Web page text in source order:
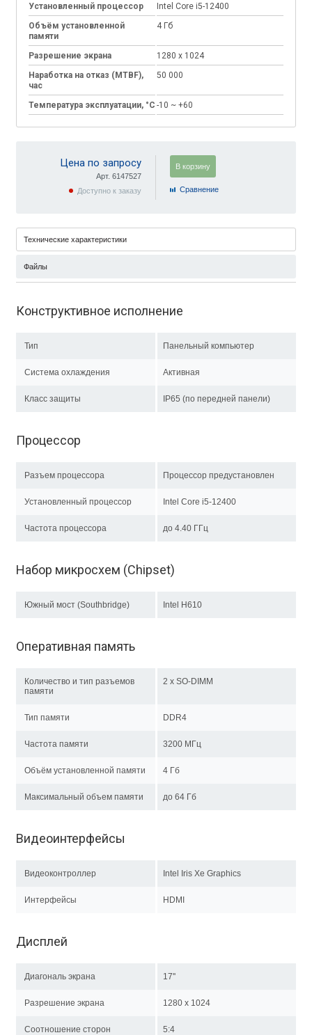
Установленный процессор
Intel Core i5-12400
Объём установленной
памяти
4 Гб
Разрешение экрана
1280 x 1024
Наработка на отказ (MTBF),
час
50 000
Температура эксплуатации, °C -10 ~ +60
Цена по запросу
Арт. 6147527
Доступно к заказу
В корзину
Cравнение
Технические характеристики
Файлы
Конструктивное исполнение
Тип Панельный компьютер
Система охлаждения Активная
Класс защиты IP65 (по передней панели)
Процессор
Разъем процессора Процессор предустановлен
Установленный процессор Intel Core i5-12400
Частота процессора до 4.40 ГГц
Набор микросхем (Chipset)
Южный мост (Southbridge) Intel H610
Оперативная память
Количество и тип разъемов
памяти
2 x SO-DIMM
Тип памяти DDR4
Частота памяти 3200 МГц
Объём установленной памяти 4 Гб
Максимальный объем памяти до 64 Гб
Видеоинтерфейсы
Видеоконтроллер Intel Iris Xe Graphics
Интерфейсы HDMI
Дисплей
Диагональ экрана 17''
Разрешение экрана 1280 x 1024
Соотношение сторон 5:4